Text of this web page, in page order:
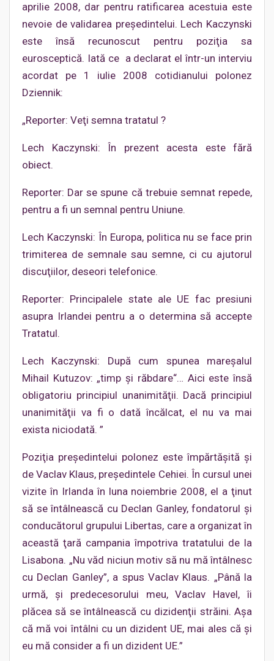
aprilie 2008, dar pentru ratificarea acestuia este
nevoie de validarea preşedintelui. Lech Kaczynski
este însă recunoscut pentru poziţia sa
eurosceptică. Iată ce a declarat el într-un interviu
acordat pe 1 iulie 2008 cotidianului polonez
Dziennik:
„Reporter: Veţi semna tratatul ?
Lech Kaczynski: În prezent acesta este fără
obiect.
Reporter: Dar se spune că trebuie semnat repede,
pentru a fi un semnal pentru Uniune.
Lech Kaczynski: În Europa, politica nu se face prin
trimiterea de semnale sau semne, ci cu ajutorul
discuţiilor, deseori telefonice.
Reporter: Principalele state ale UE fac presiuni
asupra Irlandei pentru a o determina să accepte
Tratatul.
Lech Kaczynski: După cum spunea mareşalul
Mihail Kutuzov: „timp şi răbdare“… Aici este însă
obligatoriu principiul unanimităţii. Dacă principiul
unanimităţii va fi o dată încălcat, el nu va mai
exista niciodată. ”
Poziţia preşedintelui polonez este împărtăşită şi
de Vaclav Klaus, preşedintele Cehiei. În cursul unei
vizite în Irlanda în luna noiembrie 2008, el a ţinut
să se întâlnească cu Declan Ganley, fondatorul şi
conducătorul grupului Libertas, care a organizat în
această ţară campania împotriva tratatului de la
Lisabona. „Nu văd niciun motiv să nu mă întâlnesc
cu Declan Ganley”, a spus Vaclav Klaus. „Până la
urmă, şi predecesorului meu, Vaclav Havel, îi
plăcea să se întâlnească cu dizidenţii străini. Aşa
că mă voi întâlni cu un dizident UE, mai ales că şi
eu mă consider a fi un dizident UE.”